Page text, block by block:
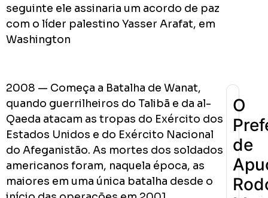
seguinte ele assinaria um acordo de paz
com o líder palestino Yasser Arafat, em
Washington
2008 — Começa a Batalha de Wanat,
quando guerrilheiros do Talibã e da al-
Qaeda atacam as tropas do Exército dos
Estados Unidos e do Exército Nacional
do Afeganistão. As mortes dos soldados
americanos foram, naquela época, as
maiores em uma única batalha desde o
Andamento:
Não
O
de